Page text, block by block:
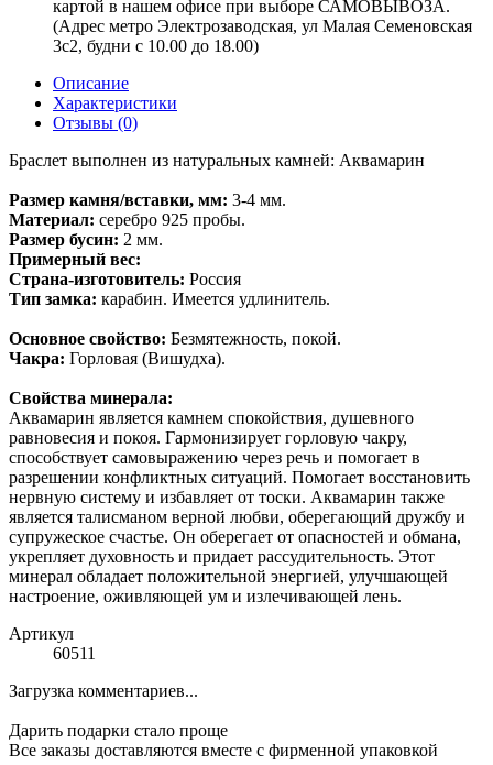
картой в нашем офисе при выборе САМОВЫВОЗА.
(Адрес метро Электрозаводская, ул Малая Семеновская
3с2, будни с 10.00 до 18.00)
Описание
Характеристики
Отзывы (0)
Браслет выполнен из натуральных камней: Аквамарин
Размер камня/вставки, мм: 3-4 мм.
Материал: серебро 925 пробы.
Размер бусин: 2 мм.
Примерный вес:
Страна-изготовитель: Россия
Тип замка: карабин. Имеется удлинитель.
Основное свойство: Безмятежность, покой.
Чакра: Горловая (Вишудха).
Свойства минерала:
Аквамарин является камнем спокойствия, душевного
равновесия и покоя. Гармонизирует горловую чакру,
способствует самовыражению через речь и помогает в
разрешении конфликтных ситуаций. Помогает восстановить
нервную систему и избавляет от тоски. Аквамарин также
является талисманом верной любви, оберегающий дружбу и
супружеское счастье. Он оберегает от опасностей и обмана,
укрепляет духовность и придает рассудительность. Этот
минерал обладает положительной энергией, улучшающей
настроение, оживляющей ум и излечивающей лень.
Артикул
60511
Загрузка комментариев...
Дарить подарки стало проще
Все заказы доставляются вместе c фирменной упаковкой